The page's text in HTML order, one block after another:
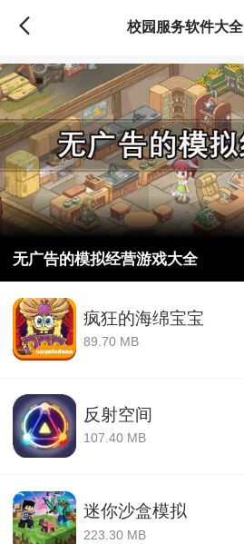
校园服务软件大全
无广告的模拟经营游戏大全
疯狂的海绵宝宝
89.70 MB
反射空间
107.40 MB
迷你沙盒模拟
223.30 MB